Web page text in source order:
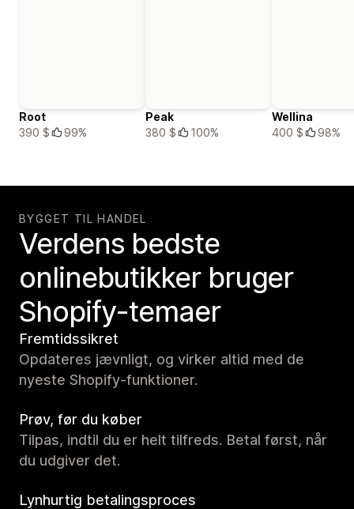
Root
390 $
99%
Peak
380 $
100%
Wellina
400 $
98%
BYGGET TIL HANDEL
Verdens bedste
onlinebutikker bruger
Shopify-temaer
Fremtidssikret
Opdateres jævnligt, og virker altid med de
nyeste Shopify-funktioner.
Prøv, før du køber
Tilpas, indtil du er helt tilfreds. Betal først, når
du udgiver det.
Lynhurtig betalingsproces